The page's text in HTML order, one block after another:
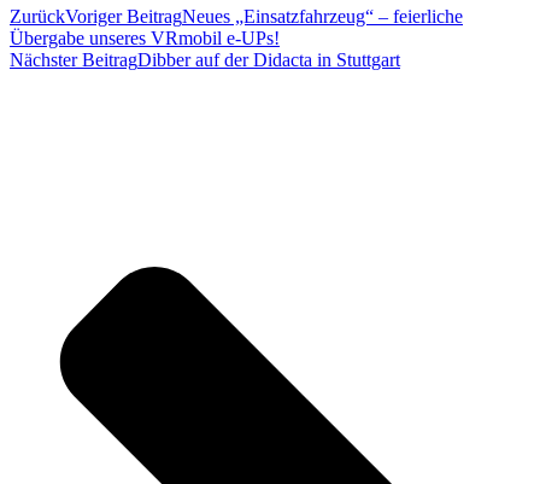
ZurückVoriger BeitragNeues „Einsatzfahrzeug“ – feierliche
Übergabe unseres VRmobil e-UPs!
Nächster BeitragDibber auf der Didacta in Stuttgart